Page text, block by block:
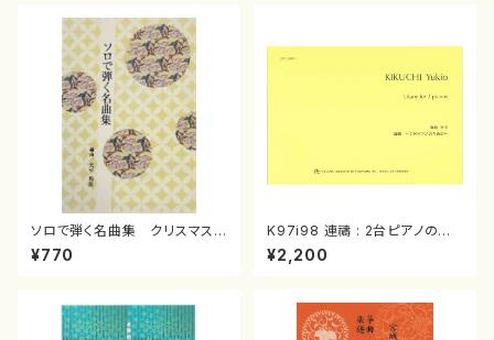
ソロで弾く名曲集 クリスマス・
イブ／恋人がサンタクロース(
箏独奏 /大平光美 編曲/楽
¥770
K97i98 連禱 : 2台ピアノのた
めの（2 Pianos / 菊池 幸夫 /
楽譜）
¥2,200